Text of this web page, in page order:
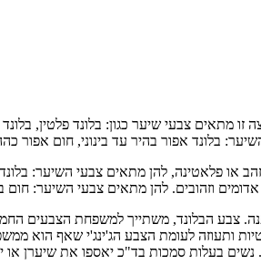
זו מתאים צבעי שיער כגון: בלונד פלטין,
בלונד אפור בהיר עד בינוני, חום אפור
או פלאטינה, להן מתאים צבעי השיער:
וזהובים. להן מתאים צבעי השיער: חום
צבע הבלונד, משתייך למשפחת הצבעים
ותעוזה לעומת הצבע הג'ינג'י שאף הוא
בעלות סמכות בד"כ יאספו את שיערן